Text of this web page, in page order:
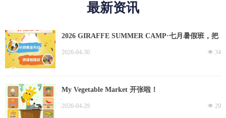
2026 GIRAFFE SUMMER CAMP·七月暑假班，把
英语“玩”出来！
넶 34
2026-04-30
My Vegetable Market 开张啦！
넶 29
2026-04-29
最新资讯